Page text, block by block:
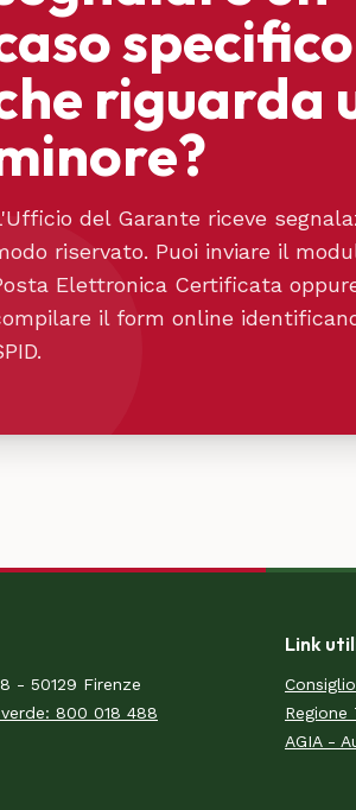
specifico
riguarda
del Garante riceve
riservato. Puoi inviare il
Elettronica Certificata
il form online
- 50129 Firenze
800 018 488
Link
Regione
AGIA -